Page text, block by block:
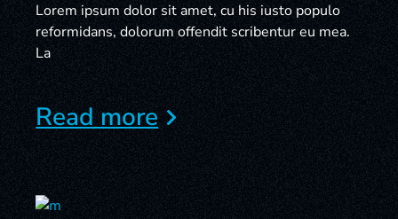
Lorem ipsum dolor sit amet, cu his iusto populo
reformidans, dolorum offendit scribentur eu mea.
La
Read more